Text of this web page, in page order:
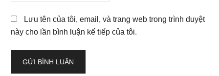
Lưu tên của tôi, email, và trang web trong trình duyệt
này cho lần bình luận kế tiếp của tôi.